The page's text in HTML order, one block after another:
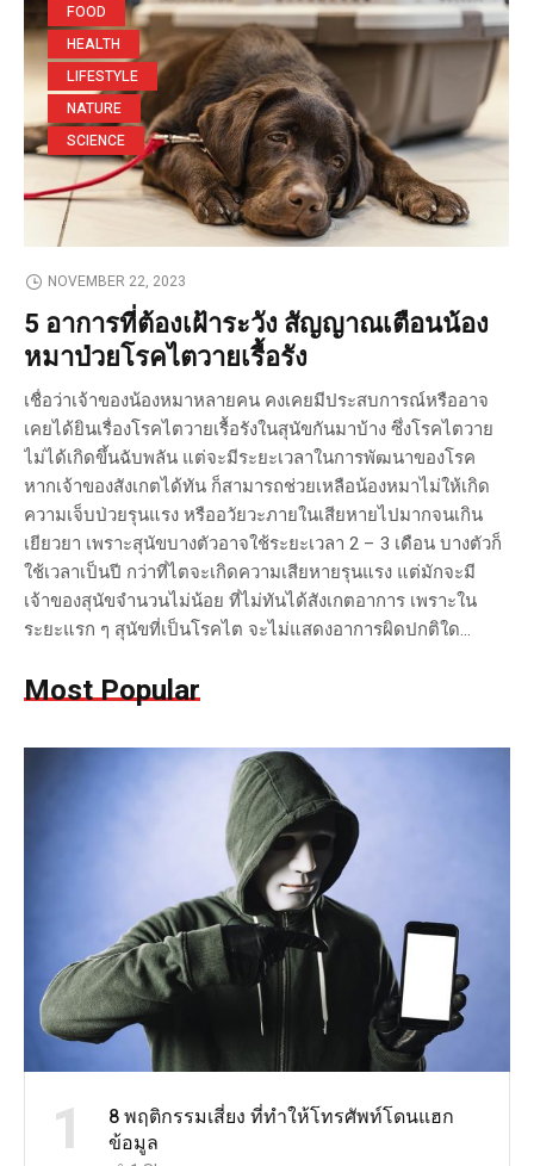
FOOD
HEALTH
LIFESTYLE
NATURE
SCIENCE
NOVEMBER 22, 2023
5 อาการที่ต้องเฝ้าระวัง สัญญาณเตือนน้อง
หมาป่วยโรคไตวายเรื้อรัง
เชื่อว่าเจ้าของน้องหมาหลายคน คงเคยมีประสบการณ์หรืออาจ
เคยได้ยินเรื่องโรคไตวายเรื้อรังในสุนัขกันมาบ้าง ซึ่งโรคไตวาย
ไม่ได้เกิดขึ้นฉับพลัน แต่จะมีระยะเวลาในการพัฒนาของโรค
หากเจ้าของสังเกตได้ทัน ก็สามารถช่วยเหลือน้องหมาไม่ให้เกิด
ความเจ็บป่วยรุนแรง หรืออวัยวะภายในเสียหายไปมากจนเกิน
เยียวยา เพราะสุนัขบางตัวอาจใช้ระยะเวลา 2 – 3 เดือน บางตัวก็
ใช้เวลาเป็นปี กว่าที่ไตจะเกิดความเสียหายรุนแรง แต่มักจะมี
เจ้าของสุนัขจำนวนไม่น้อย ที่ไม่ทันได้สังเกตอาการ เพราะใน
ระยะแรก ๆ สุนัขที่เป็นโรคไต จะไม่แสดงอาการผิดปกติใด...
Most Popular
1
8 พฤติกรรมเสี่ยง ที่ทำให้โทรศัพท์โดนแฮก
ข้อมูล